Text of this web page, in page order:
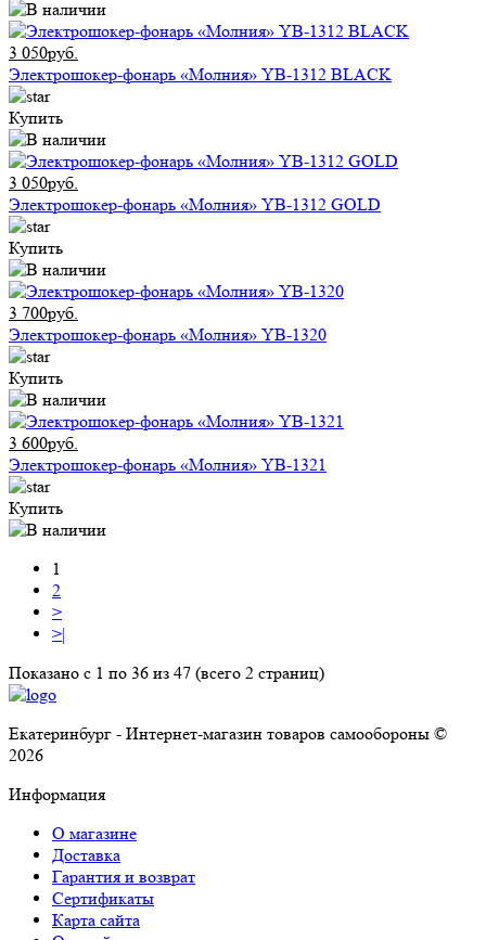
3 050руб.
Электрошокер-фонарь «Молния» YB-1312 BLACK
Купить
3 050руб.
Электрошокер-фонарь «Молния» YB-1312 GOLD
Купить
3 700руб.
Электрошокер-фонарь «Молния» YB-1320
Купить
3 600руб.
Электрошокер-фонарь «Молния» YB-1321
Купить
1
2
>
>|
Показано с 1 по 36 из 47 (всего 2 страниц)
Екатеринбург - Интернет-магазин товаров самообороны ©
2026
Информация
О магазине
Доставка
Гарантия и возврат
Сертификаты
Карта сайта